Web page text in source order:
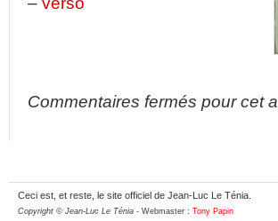
Commentaires fermés pour cet
Ceci est, et reste, le site officiel de Jean-Luc Le Ténia.
Copyright © Jean-Luc Le Ténia - Webmaster : Tony Papin